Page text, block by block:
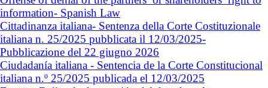
information- Spanish Law
Cittadinanza italiana- Sentenza della Corte Costituzionale
italiana n. 25/2025 pubblicata il 12/03/2025-
Pubblicazione del 22 giugno 2026
Ciudadanía italiana - Sentencia de la Corte Constitucional
italiana n.º 25/2025 publicada el 12/03/2025